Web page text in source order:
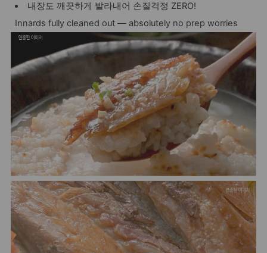
내장도 깨끗하게 발라내어 손질걱정 ZERO!
Innards fully cleaned out — absolutely no prep worries